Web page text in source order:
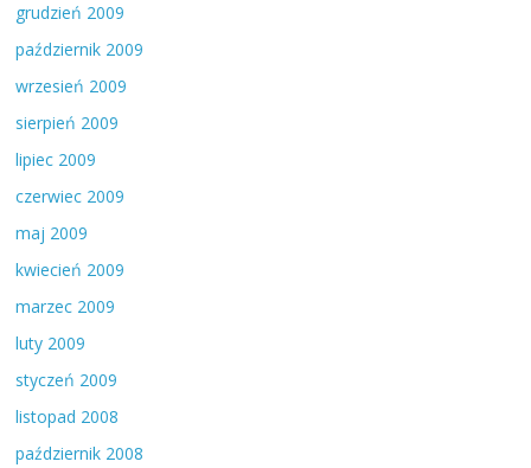
grudzień 2009
październik 2009
wrzesień 2009
sierpień 2009
lipiec 2009
czerwiec 2009
maj 2009
kwiecień 2009
marzec 2009
luty 2009
styczeń 2009
listopad 2008
październik 2008